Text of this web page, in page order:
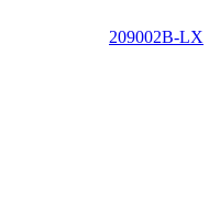
209002B-LX